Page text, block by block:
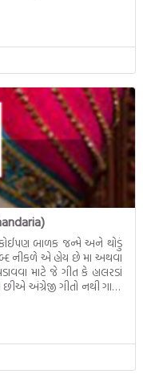
સંસ્કાર, લગ્ન,
બાળક જન્મે અને થોડું
નીકળે એ હોય છે મા અથવા
માટે જે ગીત કે હાલરડાં
અંગ્રેજી ગીતો નથી ગાતા.